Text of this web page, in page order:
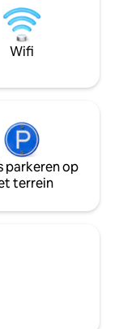
badkamer, en
een tweede
beschutte,
en eethoek. Een
Wifi
parkeren op
terrein